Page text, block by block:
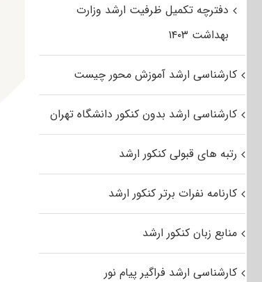
دفترچه تکمیل ظرفیت ارشد وزارت
بهداشت ۱۴۰۳
کارشناسی ارشد آموزش محور چیست
کارشناسی ارشد بدون کنکور دانشگاه تهران
رتبه های قبولی کنکور ارشد
کارنامه نفرات برتر کنکور ارشد
منابع زبان کنکور ارشد
کارشناسی ارشد فراگیر پیام نور